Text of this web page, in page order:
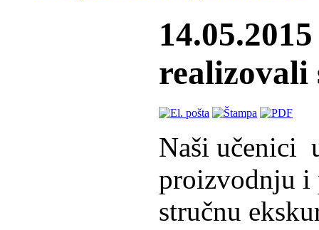
Naši učenici
proizvodnju i
stručnu